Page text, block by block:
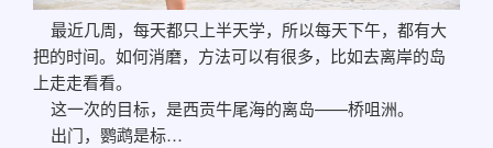
最近几周，每天都只上半天学，所以每天下午，都有大
把的时间。如何消磨，方法可以有很多，比如去离岸的岛
上走走看看。
这一次的目标，是西贡牛尾海的离岛——桥咀洲。
出门，鹦鹉是标…